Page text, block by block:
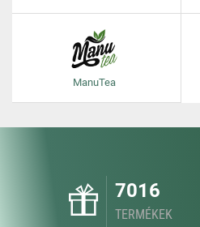
ManuTea
7016
TERMÉKEK